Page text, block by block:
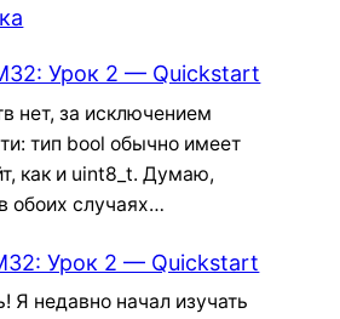
Урок 2 — Quickstart
нет, за исключением
тип bool обычно имеет
как и uint8_t. Думаю,
обоих случаях…
Урок 2 — Quickstart
Я недавно начал изучать